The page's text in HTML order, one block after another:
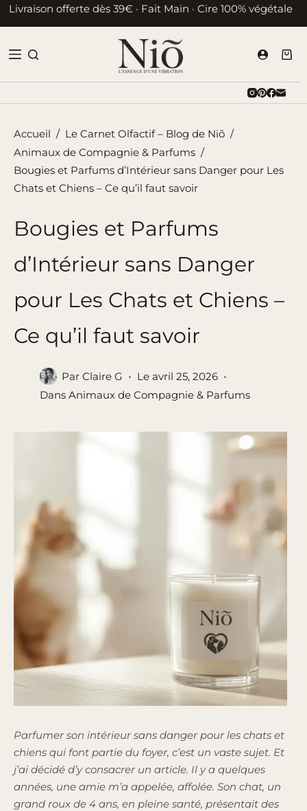
Passer
au
Livraison offerte dès 39€ · Fait Main · Cire 100% végétale
Accueil / Le Carnet Olfactif – Blog de Niõ /
Animaux de Compagnie & Parfums /
Bougies et Parfums d’Intérieur sans Danger pour Les
Chats et Chiens – Ce qu’il faut savoir
Bougies et Parfums
d’Intérieur sans Danger
pour Les Chats et Chiens –
Ce qu’il faut savoir
Par Claire G Le avril 25, 2026
Dans Animaux de Compagnie & Parfums
Parfumer son intérieur sans danger pour les chats et
chiens qui font partie du foyer, c’est un vaste sujet. Et
j’ai décidé d’y consacrer un article. Il y a quelques
années, une amie m’a appelée, affolée. Son chat, un
grand roux de 4 ans, en pleine santé, présentait des